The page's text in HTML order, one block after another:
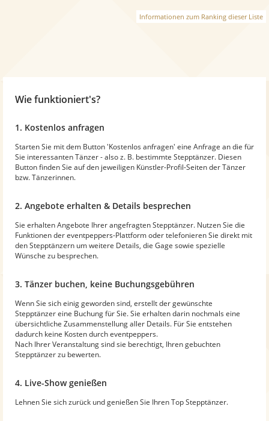
Informationen zum Ranking dieser Liste
Wie funktioniert's?
1. Kostenlos anfragen
Starten Sie mit dem Button 'Kostenlos anfragen' eine Anfrage an die für
Sie interessanten Tänzer - also z. B. bestimmte Stepptänzer. Diesen
Button finden Sie auf den jeweiligen Künstler-Profil-Seiten der Tänzer
bzw. Tänzerinnen.
2. Angebote erhalten & Details besprechen
Sie erhalten Angebote Ihrer angefragten Stepptänzer. Nutzen Sie die
Funktionen der eventpeppers-Plattform oder telefonieren Sie direkt mit
den Stepptänzern um weitere Details, die Gage sowie spezielle
Wünsche zu besprechen.
3. Tänzer buchen, keine Buchungsgebühren
Wenn Sie sich einig geworden sind, erstellt der gewünschte
Stepptänzer eine Buchung für Sie. Sie erhalten darin nochmals eine
übersichtliche Zusammenstellung aller Details. Für Sie entstehen
dadurch keine Kosten durch eventpeppers.
Nach Ihrer Veranstaltung sind sie berechtigt, Ihren gebuchten
Stepptänzer zu bewerten.
4. Live-Show genießen
Lehnen Sie sich zurück und genießen Sie Ihren Top Stepptänzer.